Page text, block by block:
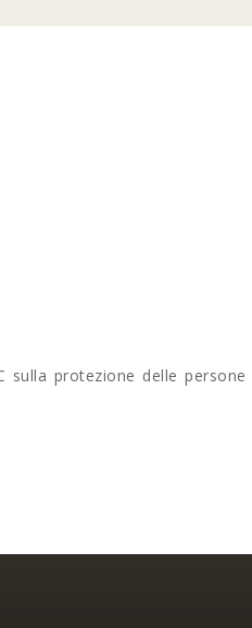
protezione delle persone